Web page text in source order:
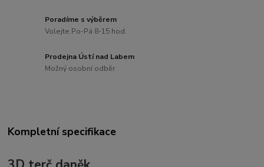
Poradíme s výběrem
Volejte Po-Pá 8-15 hod.
Prodejna Ústí nad Labem
Možný osobní odběr
Kompletní specifikace